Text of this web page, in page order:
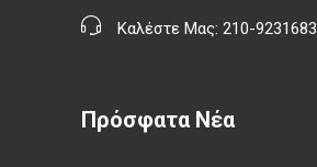
Καλέστε Μας: 210-9231683
Πρόσφατα Νέα